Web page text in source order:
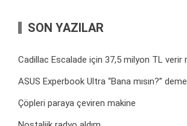
SON YAZILAR
Cadillac Escalade için 37,5 milyon TL verir
ASUS Experbook Ultra “Bana mısın?”
Çöpleri paraya çeviren makine